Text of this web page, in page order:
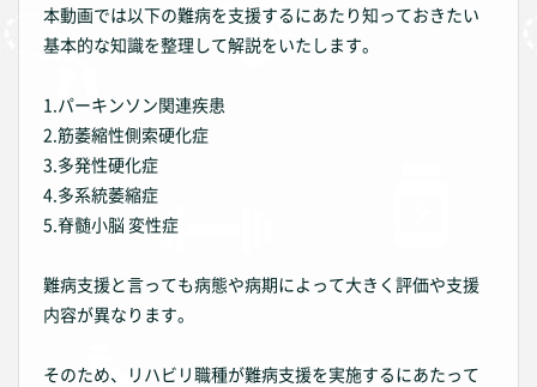
本動画では以下の難病を支援するにあたり知っておきたい
基本的な知識を整理して解説をいたします。
1.パーキンソン関連疾患
2.筋萎縮性側索硬化症
3.多発性硬化症
4.多系統萎縮症
5.脊髄小脳 変性症
難病支援と言っても病態や病期によって大きく評価や支援
内容が異なります。
そのため、リハビリ職種が難病支援を実施するにあたって